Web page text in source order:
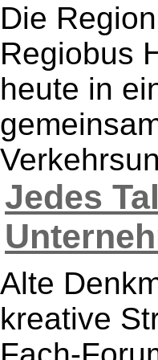
Die
Regiobus
heute in
Jedes
Alte
kreative